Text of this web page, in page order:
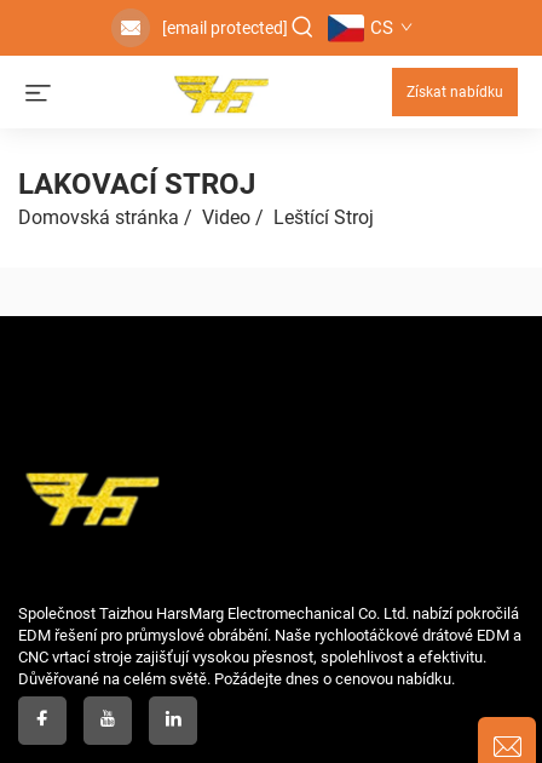
[email protected] CS
Získat nabídku
LAKOVACÍ STROJ
Domovská stránka / Video / Leštící Stroj
Společnost Taizhou HarsMarg Electromechanical Co. Ltd. nabízí pokročilá
EDM řešení pro průmyslové obrábění. Naše rychlootáčkové drátové EDM a
CNC vrtací stroje zajišťují vysokou přesnost, spolehlivost a efektivitu.
Důvěřované na celém světě. Požádejte dnes o cenovou nabídku.